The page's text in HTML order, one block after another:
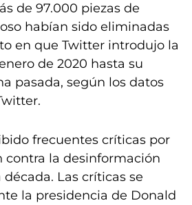
de 97.000 piezas de
habían sido eliminadas
en que Twitter introdujo la
de 2020 hasta su
pasada, según los datos
frecuentes críticas por
contra la desinformación
Las críticas se
la presidencia de Donald